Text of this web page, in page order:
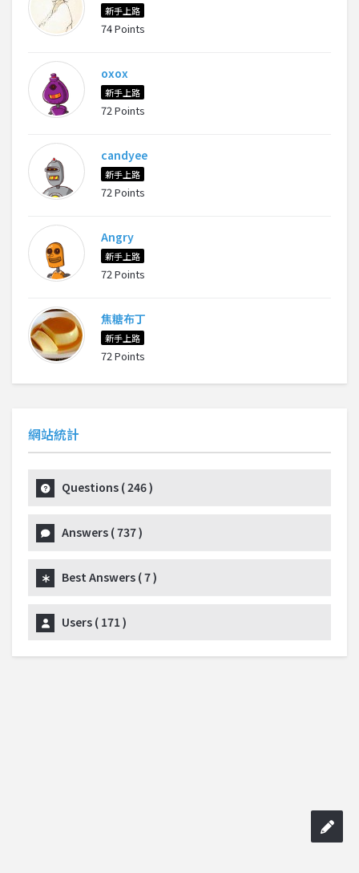
新手上路
74 Points
oxox
新手上路
72 Points
candyee
新手上路
72 Points
Angry
新手上路
72 Points
焦糖布丁
新手上路
72 Points
網站統計
Questions (246)
Answers (737)
Best Answers (7)
Users ( 171)